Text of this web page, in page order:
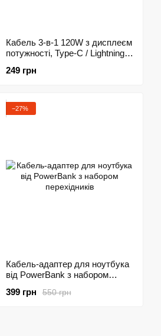
Кабель 3-в-1 120W з дисплеєм
потужності, Type-C / Lightning /
249 грн
−27%
Кабель-адаптер для ноутбука
від PowerBank з набором
550 грн
399 грн